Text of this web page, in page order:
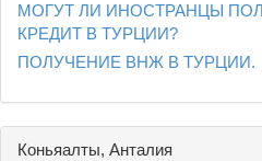
МОГУТ ЛИ ИНОСТРАНЦЫ
КРЕДИТ В ТУРЦИИ?
ПОЛУЧЕНИЕ ВНЖ В ТУРЦИИ.
Коньяалты, Анталия